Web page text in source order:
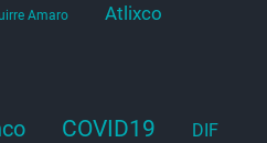
Amaro Atlixco
COVID19 DIF